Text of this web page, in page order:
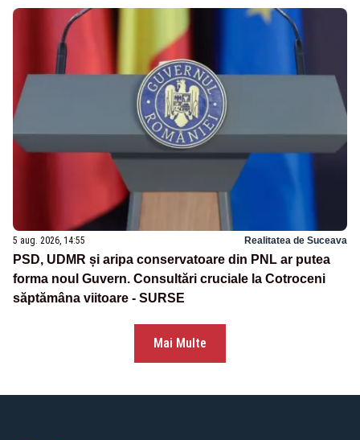
5 aug. 2026, 14:55 Realitatea de Suceava
PSD, UDMR și aripa conservatoare din PNL ar putea
forma noul Guvern. Consultări cruciale la Cotroceni
săptămâna viitoare - SURSE
Mai Multe